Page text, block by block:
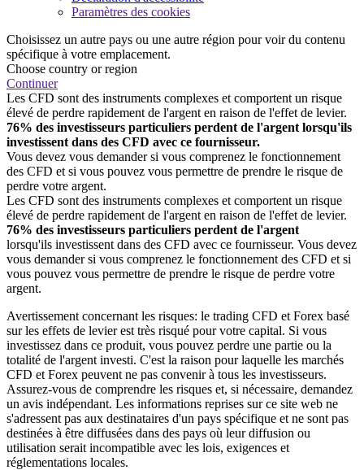
Paramètres des cookies
Choisissez un autre pays ou une autre région pour voir du contenu
spécifique à votre emplacement.
Choose country or region
Continuer
Les CFD sont des instruments complexes et comportent un risque
élevé de perdre rapidement de l'argent en raison de l'effet de levier.
76% des investisseurs particuliers perdent de l'argent lorsqu'ils
investissent dans des CFD avec ce fournisseur.
Vous devez vous demander si vous comprenez le fonctionnement
des CFD et si vous pouvez vous permettre de prendre le risque de
perdre votre argent.
Les CFD sont des instruments complexes et comportent un risque
élevé de perdre rapidement de l'argent en raison de l'effet de levier.
76% des investisseurs particuliers perdent de l'argent
lorsqu'ils investissent dans des CFD avec ce fournisseur. Vous devez
vous demander si vous comprenez le fonctionnement des CFD et si
vous pouvez vous permettre de prendre le risque de perdre votre
argent.
Avertissement concernant les risques: le trading CFD et Forex basé
sur les effets de levier est très risqué pour votre capital. Si vous
investissez dans ce produit, vous pouvez perdre une partie ou la
totalité de l'argent investi. C'est la raison pour laquelle les marchés
CFD et Forex peuvent ne pas convenir à tous les investisseurs.
Assurez-vous de comprendre les risques et, si nécessaire, demandez
un avis indépendant. Les informations reprises sur ce site web ne
s'adressent pas aux destinataires d'un pays spécifique et ne sont pas
destinées à être diffusées dans des pays où leur diffusion ou
utilisation serait incompatible avec les lois, exigences et
réglementations locales.